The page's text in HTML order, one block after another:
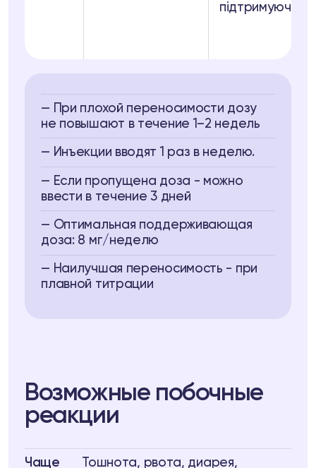
підтримуюча 8
— При плохой переносимости дозу
не повышают в течение 1–2 недель
— Инъекции вводят 1 раз в неделю.
— Если пропущена доза - можно
ввести в течение 3 дней
— Оптимальная поддерживающая
доза: 8 мг/неделю
— Наилучшая переносимость - при
плавной титрации
Возможные побочные
реакции
Чаще
Тошнота, рвота, диарея,